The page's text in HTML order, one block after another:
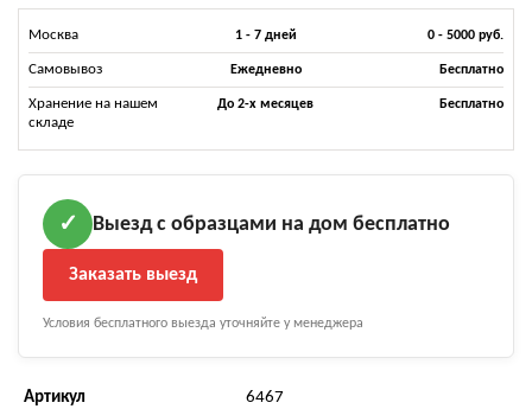
Москва 1 - 7 дней 0 - 5000 руб.
Самовывоз Ежедневно Бесплатно
Хранение на нашем
складе
До 2-х месяцев Бесплатно
✓ Выезд с образцами на дом бесплатно
Заказать выезд
Условия бесплатного выезда уточняйте у менеджера
Артикул
6467